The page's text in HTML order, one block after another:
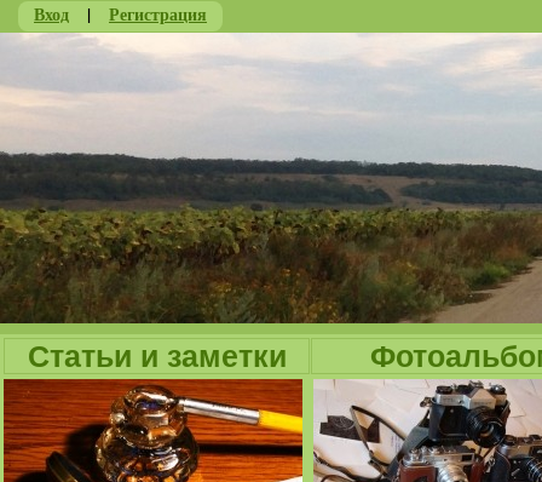
Вход | Регистрация
Статьи и заметки